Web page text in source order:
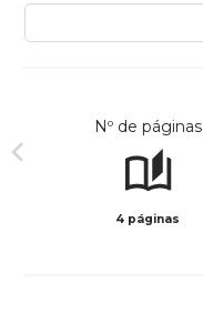
Nº de páginas
4 páginas